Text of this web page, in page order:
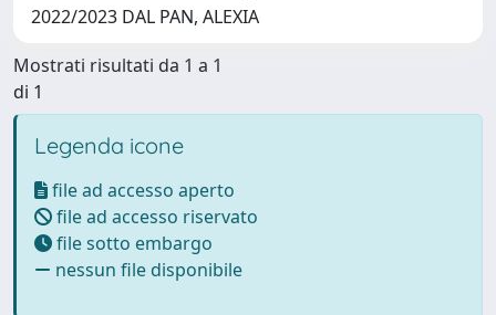
2022/2023 DAL PAN, ALEXIA
Mostrati risultati da 1 a 1
di 1
Legenda icone
file ad accesso aperto
file ad accesso riservato
file sotto embargo
nessun file disponibile